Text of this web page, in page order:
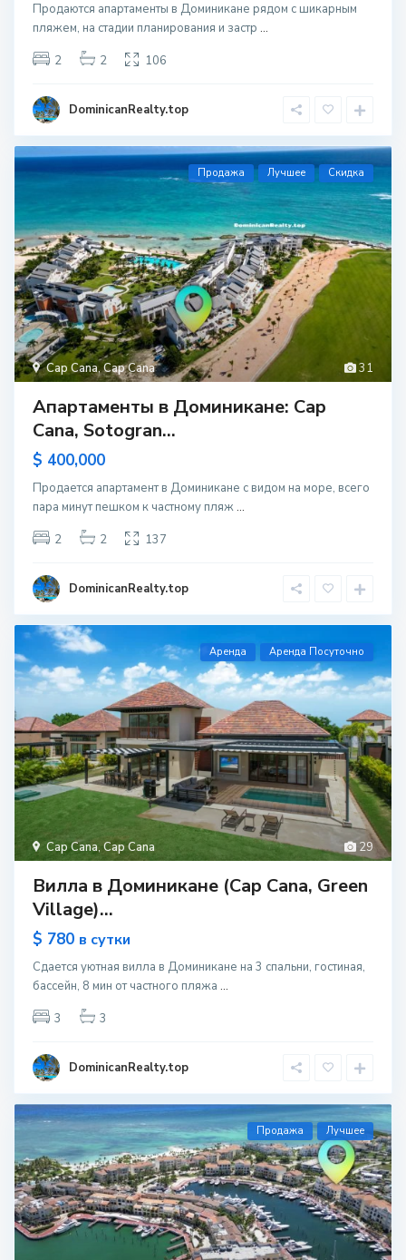
Продаются апартаменты в Доминикане рядом с шикарным
пляжем, на стадии планирования и застр ...
2
2 106
DominicanRealty.top
31
Cap Cana,Cap Cana
Продажа Лучшее Скидка
Апартаменты в Доминикане: Cap
Cana, Sotogran...
$ 400,000
Продается апартамент в Доминикане с видом на море, всего
пара минут пешком к частному пляж...
2
2 137
DominicanRealty.top
29
Cap Cana,Cap Cana
Aренда Аренда Посуточно
Вилла в Доминикане (Cap Cana, Green
Village)...
$ 780 в сутки
Сдается уютная вилла в Доминикане на 3 спальни, гостиная,
бассейн, 8 мин от частного пляжа ...
3
3
DominicanRealty.top
Продажа Лучшее